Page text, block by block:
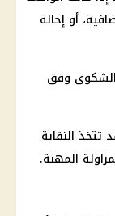
أو إحالة
وفق
النقابة
المهنة.